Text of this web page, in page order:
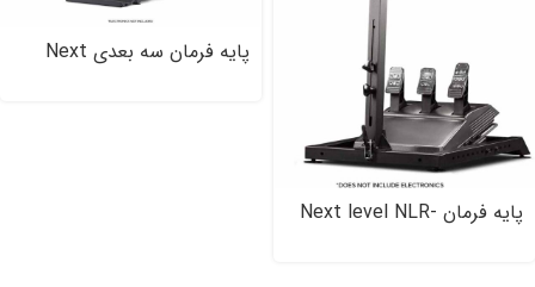
پایه فرمان Next level NLR-
پایه فرمان سه بعدی Next